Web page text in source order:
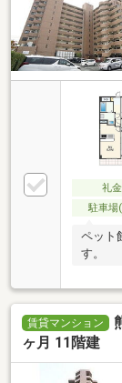
礼
駐車場
ペット
す。
賃貸マンション
ヶ月 11階建